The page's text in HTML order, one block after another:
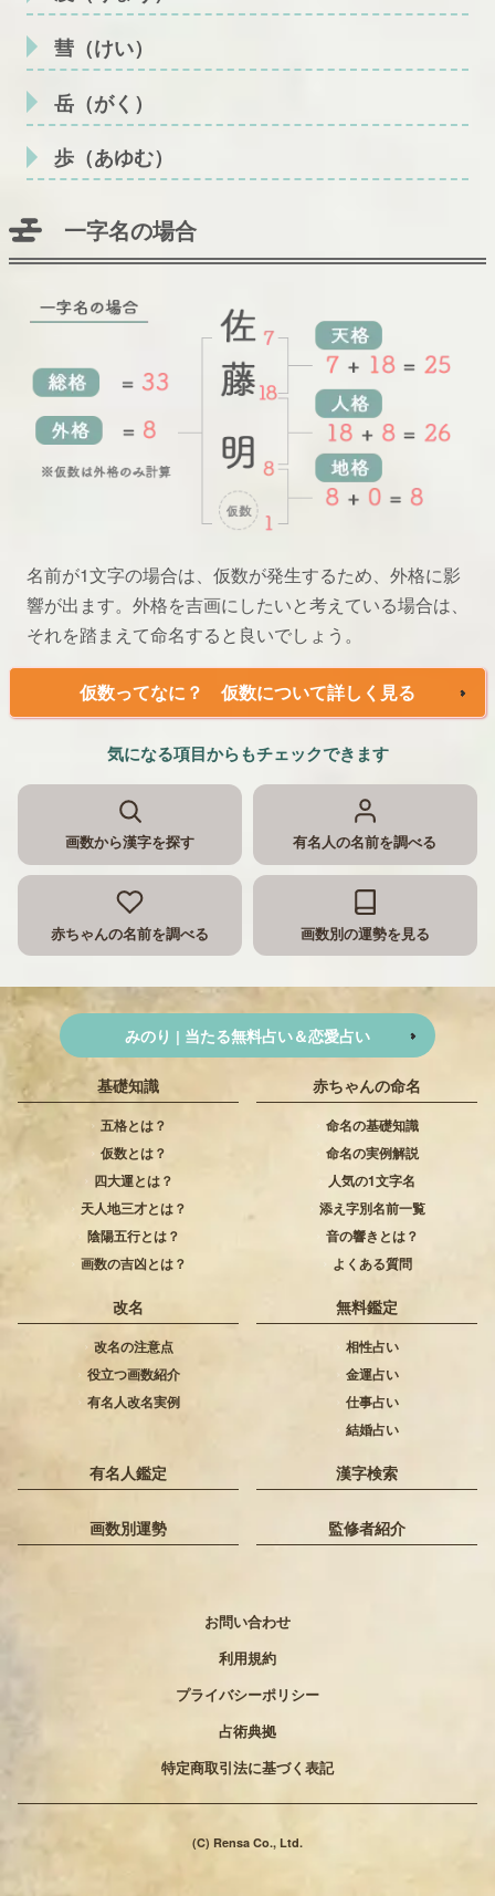
彗（けい）
岳（がく）
歩（あゆむ）
一字名の場合
名前が1文字の場合は、仮数が発生するため、外格に影
響が出ます。外格を吉画にしたいと考えている場合は、
それを踏まえて命名すると良いでしょう。
仮数ってなに？ 仮数について詳しく見る
気になる項目からもチェックできます
画数から漢字を探す 有名人の名前を調べる
赤ちゃんの名前を調べる 画数別の運勢を見る
みのり | 当たる無料占い＆恋愛占い
基礎知識
五格とは？
仮数とは？
四大運とは？
天人地三才とは？
陰陽五行とは？
画数の吉凶とは？
赤ちゃんの命名
命名の基礎知識
命名の実例解説
人気の1文字名
添え字別名前一覧
音の響きとは？
よくある質問
改名
改名の注意点
役立つ画数紹介
有名人改名実例
無料鑑定
相性占い
金運占い
仕事占い
結婚占い
有名人鑑定 漢字検索
画数別運勢 監修者紹介
お問い合わせ
利用規約
プライバシーポリシー
占術典拠
特定商取引法に基づく表記
(C) Rensa Co., Ltd.